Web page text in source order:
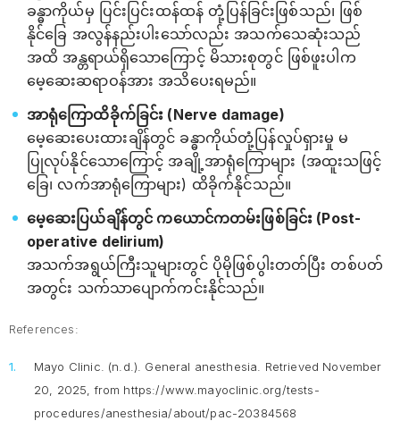
ခန္ဓာကိုယ်မှ ပြင်းပြင်းထန်ထန် တုံ့ပြန်ခြင်းဖြစ်သည်၊ ဖြစ်
နိုင်ခြေ အလွန်နည်းပါးသော်လည်း အသက်သေဆုံးသည်
အထိ အန္တရာယ်ရှိသောကြောင့် မိသားစုတွင် ဖြစ်ဖူးပါက
မေ့ဆေးဆရာဝန်အား အသိပေးရမည်။
အာရုံကြောထိခိုက်ခြင်း (Nerve damage)
မေ့ဆေးပေးထားချိန်တွင် ခန္ဓာကိုယ်တုံ့ပြန်လှုပ်ရှားမှု မ
ပြုလုပ်နိုင်သောကြောင့် အချို့အာရုံကြောများ (အထူးသဖြင့်
ခြေ၊ လက်အာရုံကြောများ) ထိခိုက်နိုင်သည်။
မေ့ဆေးပြယ်ချိန်တွင် ကယောင်ကတမ်းဖြစ်ခြင်း (Post-
operative delirium)
အသက်အရွယ်ကြီးသူများတွင် ပိုမိုဖြစ်ပွါးတတ်ပြီး တစ်ပတ်
အတွင်း သက်သာပျောက်ကင်းနိုင်သည်။
References:
Mayo Clinic. (n.d.). General anesthesia.
Retrieved November
20, 2025, from https://www.mayoclinic.org/tests-
procedures/anesthesia/about/pac-20384568